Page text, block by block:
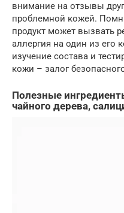
внимание на отзывы
проблемной кожей.
продукт может вызвать
аллергия на один из его
изучение состава и
кожи – залог
Полезные
чайного дерева,